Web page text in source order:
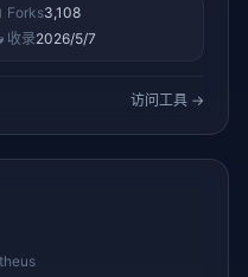
Forks3,108
收录2026/5/7
访问工具 →